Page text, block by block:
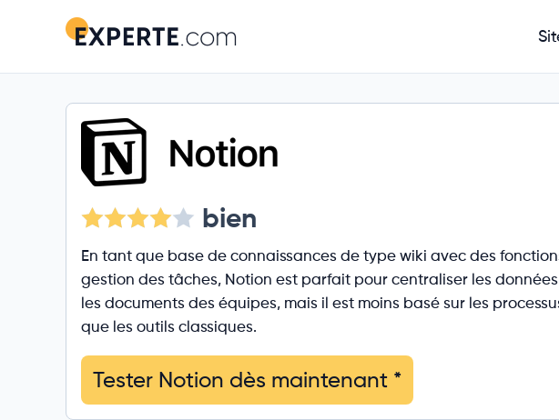
bien
En tant que base de connaissances de type wiki avec des
gestion des tâches, Notion est parfait pour centraliser les
les documents des équipes, mais il est moins basé sur les
que les outils classiques.
Tester Notion dès maintenant *